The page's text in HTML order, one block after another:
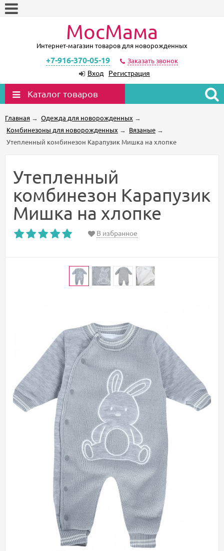
МосМама
Интернет-магазин товаров для новорожденных
+7-916-370-05-19 Заказать звонок
Вход Регистрация
Каталог товаров
Главная → Одежда для новорожденных →
Комбинезоны для новорожденных → Вязаные →
Утепленный комбинезон Карапузик Мишка на хлопке
Утепленный
комбинезон Карапузик
Мишка на хлопке
В избранное